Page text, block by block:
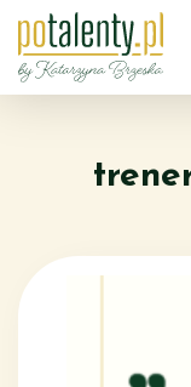
Przejdź
treści